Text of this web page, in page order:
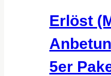
Erlöst
5er